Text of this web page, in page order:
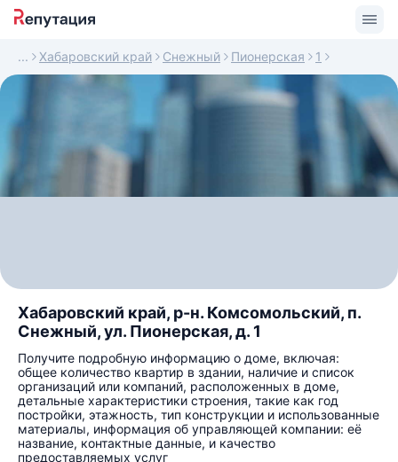
Хабаровский край Снежный Пионерская 1
Хабаровский край, р-н. Комсомольский, п.
Снежный, ул. Пионерская, д. 1
Получите подробную информацию о доме, включая:
общее количество квартир в здании, наличие и список
организаций или компаний, расположенных в доме,
детальные характеристики строения, такие как год
постройки, этажность, тип конструкции и использованные
материалы, информация об управляющей компании: её
название, контактные данные, и качество
предоставляемых услуг